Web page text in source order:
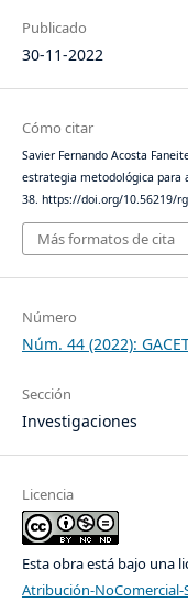
Publicado
30-11-2022
Cómo citar
Savier Fernando Acosta
estrategia metodológica para
38. https://doi.org/10.56219/
Más formatos de cita
Número
Núm. 44 (2022):
Sección
Investigaciones
Licencia
Esta obra está bajo una
Atribución-NoComercial-